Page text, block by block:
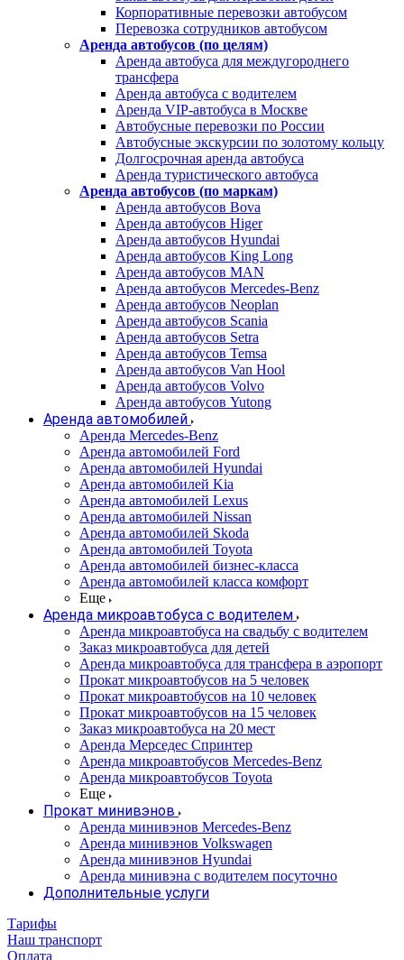
Корпоративные перевозки автобусом
Перевозка сотрудников автобусом
Аренда автобусов (по целям)
Аренда автобуса для междугороднего
трансфера
Аренда автобуса с водителем
Аренда VIP-автобуса в Москве
Автобусные перевозки по России
Автобусные экскурсии по золотому кольцу
Долгосрочная аренда автобуса
Аренда туристического автобуса
Аренда автобусов (по маркам)
Аренда автобусов Bova
Аренда автобусов Higer
Аренда автобусов Hyundai
Аренда автобусов King Long
Аренда автобусов MAN
Аренда автобусов Mercedes-Benz
Аренда автобусов Neoplan
Аренда автобусов Scania
Аренда автобусов Setra
Аренда автобусов Temsa
Аренда автобусов Van Hool
Аренда автобусов Volvo
Аренда автобусов Yutong
Аренда автомобилей
Аренда Mercedes-Benz
Аренда автомобилей Ford
Аренда автомобилей Hyundai
Аренда автомобилей Kia
Аренда автомобилей Lexus
Аренда автомобилей Nissan
Аренда автомобилей Skoda
Аренда автомобилей Toyota
Аренда автомобилей бизнес-класса
Аренда автомобилей класса комфорт
Еще
Аренда микроавтобуса с водителем
Аренда микроавтобуса на свадьбу с водителем
Заказ микроавтобуса для детей
Аренда микроавтобуса для трансфера в аэропорт
Прокат микроавтобусов на 5 человек
Прокат микроавтобусов на 10 человек
Прокат микроавтобусов на 15 человек
Заказ микроавтобуса на 20 мест
Аренда Мерседес Спринтер
Аренда микроавтобусов Mercedes-Benz
Аренда микроавтобусов Toyota
Еще
Прокат минивэнов
Аренда минивэнов Mercedes-Benz
Аренда минивэнов Volkswagen
Аренда минивэнов Hyundai
Аренда минивэна с водителем посуточно
Дополнительные услуги
Тарифы
Наш транспорт
Оплата